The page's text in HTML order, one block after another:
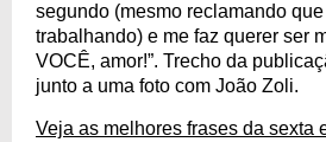
segundo (mesmo reclamando
trabalhando) e me faz querer ser
VOCÊ, amor!”. Trecho da
junto a uma foto com João Zoli.
Veja as melhores frases da sexta